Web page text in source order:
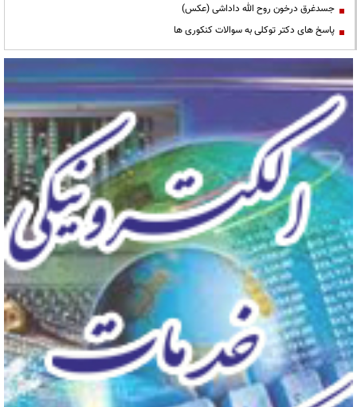
جسدغرق درخون روح الله داداشی (عکس)
پاسخ های دکتر توکلی به سوالات کنکوری ها